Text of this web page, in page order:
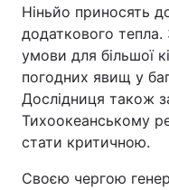
Ніньйо приносять
додаткового
умови для більшої
погодних явищ у
Дослідниця також
Тихоокеанському
стати критичною.
Своєю чергою